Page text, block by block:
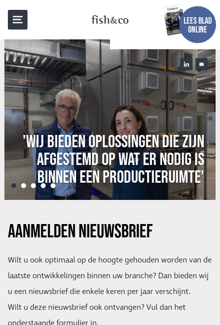
fishco
LEES BLAD
ONLINE
• • • • •
'WIJ BIEDEN OPLOSSINGEN DIE ZIJN
AFGESTEMD OP WAT ER NODIG IS
BINNEN EEN PRODUCTIERUIMTE'
Aanmelden nieuwsbrief
Wilt u ook optimaal op de hoogte gehouden worden van de
laatste ontwikkelingen binnen uw branche? Dan bieden wij
u een nieuwsbrief die enkele keren per jaar verschijnt.
​Wilt u deze nieuwsbrief ook ontvangen? Vul dan het